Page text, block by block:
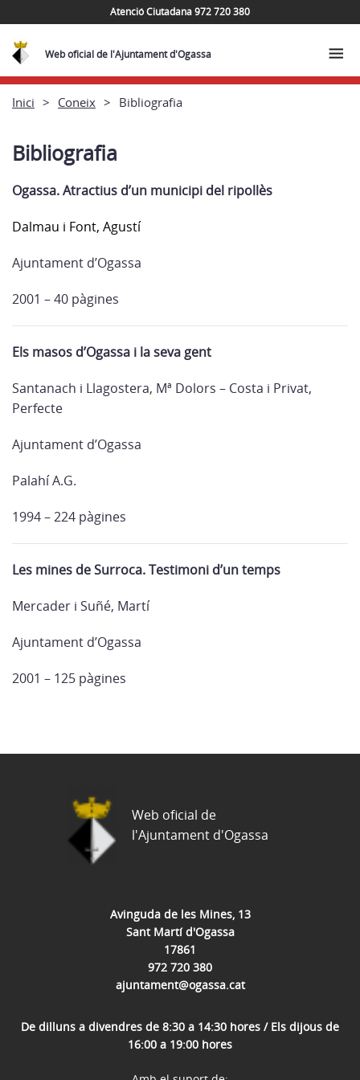
Atenció Ciutadana 972 720 380
Web oficial de l'Ajuntament d'Ogassa
Inici Coneix Bibliografia
Bibliografia
Ogassa. Atractius d’un municipi del ripollès
Dalmau i Font, Agustí
Ajuntament d’Ogassa
2001 – 40 pàgines
Els masos d’Ogassa i la seva gent
Santanach i Llagostera, Mª Dolors – Costa i Privat,
Perfecte
Ajuntament d’Ogassa
Palahí A.G.
1994 – 224 pàgines
Les mines de Surroca. Testimoni d’un temps
Mercader i Suñé, Martí
Ajuntament d’Ogassa
2001 – 125 pàgines
Avinguda de les Mines, 13
Sant Martí d'Ogassa
17861
972 720 380
ajuntament@ogassa.cat
De dilluns a divendres de 8:30 a 14:30 hores / Els dijous de
16:00 a 19:00 hores
Web oficial de
l'Ajuntament d'Ogassa